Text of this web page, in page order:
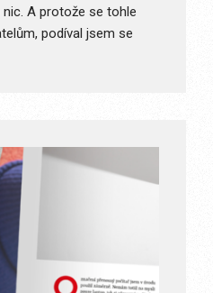
A protože se tohle
podíval jsem se